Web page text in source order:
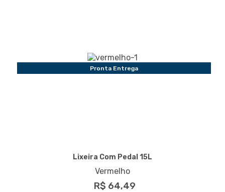
Pronta Entrega
Lixeira Com Pedal 15L
Vermelho
R$ 64,49